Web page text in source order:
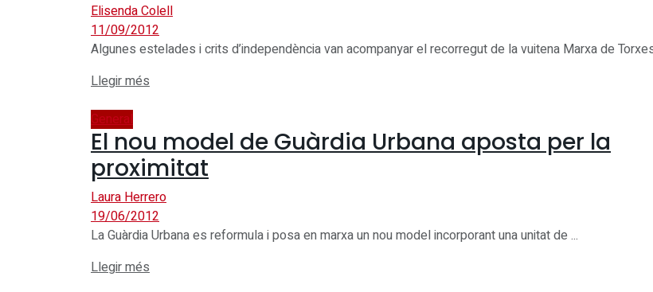
Elisenda Colell
11/09/2012
Algunes estelades i crits d’independència van acompanyar el recorregut de la vuitena Marxa de
Llegir més
General
El nou model de Guàrdia Urbana aposta per la
proximitat
Laura Herrero
19/06/2012
​La Guàrdia Urbana es reformula i posa en marxa un nou model incorporant una unitat de ...
Llegir més